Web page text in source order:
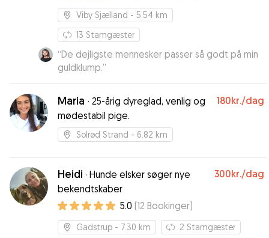
Viby Sjælland - 5.54 km
13 Stamgæster
“De dejligste mennesker passer så godt på min
guldklump.”
Maria · 25-årig dyreglad, venlig og
mødestabil pige.
180kr./dag
Solrød Strand - 6.82 km
Heidi · Hunde elsker søger nye
bekendtskaber
300kr./dag
5.0 (12 Bookinger)
Gadstrup - 7.30 km 2 Stamgæster